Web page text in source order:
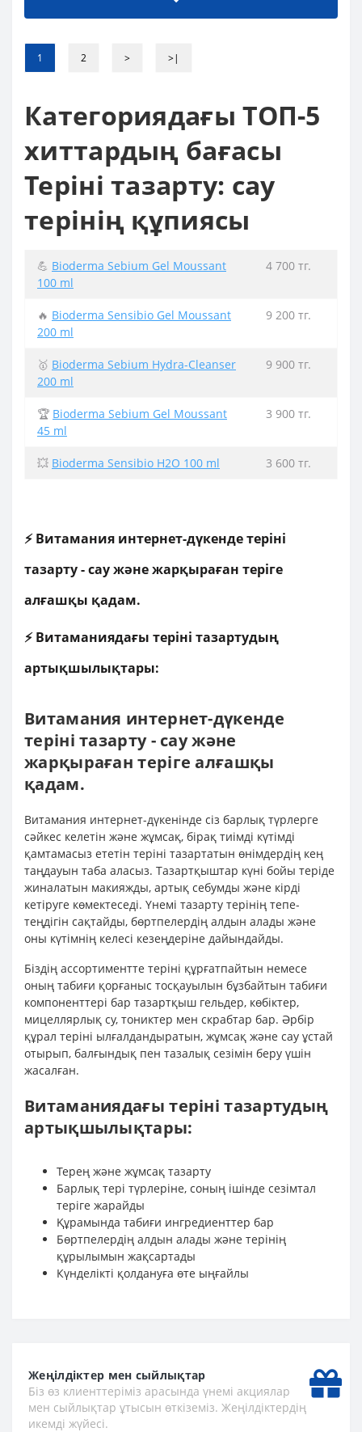
1 2 > >|
Категориядағы ТОП-5
хиттардың бағасы
Теріні тазарту: сау
терінің құпиясы
💪 Bioderma Sebium Gel Moussant
100 ml
4 700 тг.
🔥 Bioderma Sensibio Gel Moussant
200 ml
9 200 тг.
🥇 Bioderma Sebium Hydra-Cleanser
200 ml
9 900 тг.
🏆 Bioderma Sebium Gel Moussant
45 ml
3 900 тг.
💥 Bioderma Sensibio H2O 100 ml 3 600 тг.
⚡ Витамания интернет-дүкенде теріні
тазарту - сау және жарқыраған теріге
алғашқы қадам.
⚡ Витаманиядағы теріні тазартудың
артықшылықтары:
Витамания интернет-дүкенде
теріні тазарту - сау және
жарқыраған теріге алғашқы
қадам.
Витамания интернет-дүкенінде сіз барлық түрлерге
сәйкес келетін және жұмсақ, бірақ тиімді күтімді
қамтамасыз ететін теріні тазартатын өнімдердің кең
таңдауын таба аласыз. Тазартқыштар күні бойы теріде
жиналатын макияжды, артық себумды және кірді
кетіруге көмектеседі. Үнемі тазарту терінің тепе-
теңдігін сақтайды, бөртпелердің алдын алады және
оны күтімнің келесі кезеңдеріне дайындайды.
Біздің ассортиментте теріні құрғатпайтын немесе
оның табиғи қорғаныс тосқауылын бұзбайтын табиғи
компоненттері бар тазартқыш гельдер, көбіктер,
мицеллярлық су, тониктер мен скрабтар бар. Әрбір
құрал теріні ылғалдандыратын, жұмсақ және сау ұстай
отырып, балғындық пен тазалық сезімін беру үшін
жасалған.
Витаманиядағы теріні тазартудың
артықшылықтары:
Терең және жұмсақ тазарту
Барлық тері түрлеріне, соның ішінде сезімтал
теріге жарайды
Құрамында табиғи ингредиенттер бар
Бөртпелердің алдын алады және терінің
құрылымын жақсартады
Күнделікті қолдануға өте ыңғайлы
Жеңілдіктер мен сыйлықтар
Біз өз клиенттеріміз арасында үнемі акциялар
мен сыйлықтар ұтысын өткіземіз. Жеңілдіктердің
икемді жүйесі.